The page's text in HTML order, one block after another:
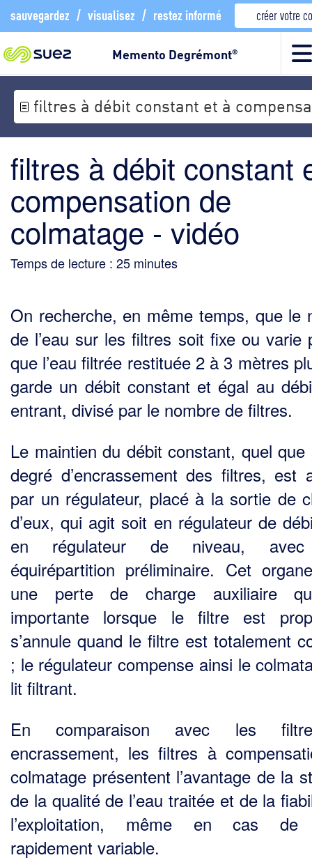
sauvegardez / visualisez / restez informé créer votre
Memento Degrémont®
filtres à débit constant et à
filtres à débit constant
compensation de
colmatage - vidéo
Temps de lecture : 25 minutes
On recherche, en même temps, que le
de l’eau sur les filtres soit fixe ou varie
que l’eau filtrée restituée 2 à 3 mètres
garde un débit constant et égal au
entrant, divisé par le nombre de filtres.
Le maintien du débit constant, quel que
degré d’encrassement des filtres, est
par un régula­teur, placé à la sortie de
d’eux, qui agit soit en régulateur de
en régulateur de niveau,
équirépartition préliminaire. Cet
une perte de charge auxiliaire
importante lorsque le filtre est
s’annule quand le filtre est totalement
; le régulateur compense ainsi le
lit filtrant.
En comparaison avec les
encrassement, les filtres à
colmatage présentent l’avantage de la
de la qualité de l’eau traitée et de la
l’exploitation, même en cas de
rapidement variable.